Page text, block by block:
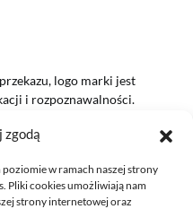
zgodą
poziomie w ramach naszej strony
Pliki cookies umożliwiają nam
strony internetowej oraz
logo marki jest
i rozpoznawalności.